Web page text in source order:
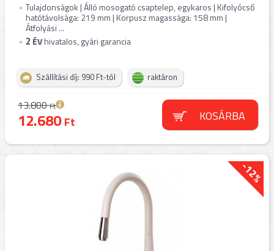
Tulajdonságok | Álló mosogató csaptelep, egykaros | Kifolyócső
hatótávolsága: 219 mm | Korpusz magassága: 158 mm |
Átfolyási ...
2 ÉVhivatalos, gyári garancia
Szállítási díj: 990 Ft-tól raktáron
13.800Ft
12.680Ft KOSÁRBA
-12%